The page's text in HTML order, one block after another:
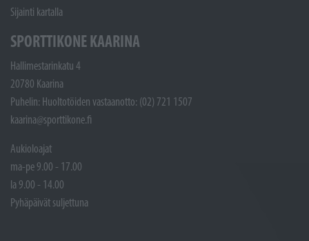
Sijainti kartalla
SPORTTIKONE KAARINA
Hallimestarinkatu 4
20780 Kaarina
Puhelin: Huoltotöiden vastaanotto: (02) 721 1507
kaarina@sporttikone.fi
Aukioloajat
ma-pe 9.00 - 17.00
la 9.00 - 14.00
Pyhäpäivät suljettuna